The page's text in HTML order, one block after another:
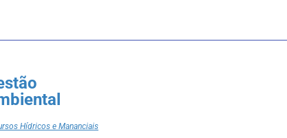
Hídricos e Mananciais